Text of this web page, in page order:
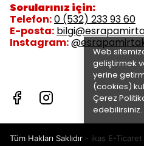
Web
geliştirmek
yerine
(cookies)
Çerez
edebilirsiniz.
Sorularınız için:
Telefon:0 (532) 233 93 60
E-posta:
Instagram:
Tüm Hakları Saklıdır - ikas E-Ticaret